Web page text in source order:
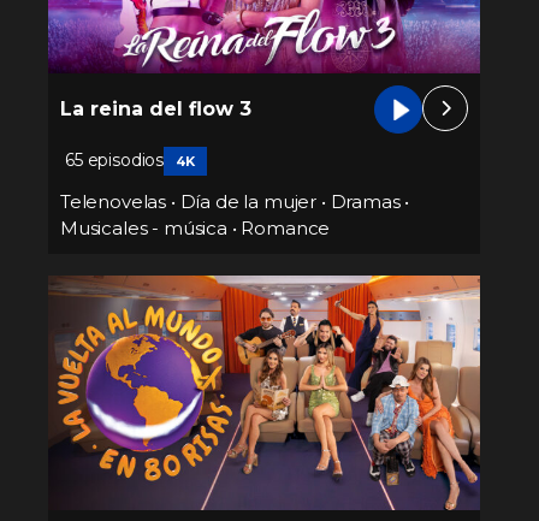
La reina del flow 3
65 episodios 4K
Telenovelas • Día de la mujer • Dramas•
Musicales - música • Romance